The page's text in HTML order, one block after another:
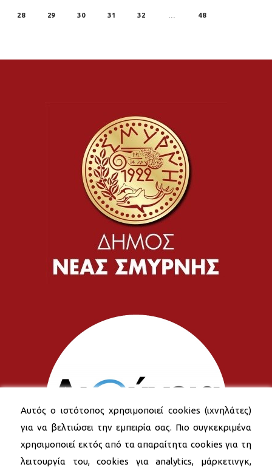
28 29 30 31 32 … 48
Αυτός ο ιστότοπος χρησιμοποιεί cookies (ιχνηλάτες)
για να βελτιώσει την εμπειρία σας. Πιο συγκεκριμένα
χρησιμοποιεί εκτός από τα απαραίτητα cookies για τη
λειτουργία του, cookies για analytics, μάρκετινγκ,